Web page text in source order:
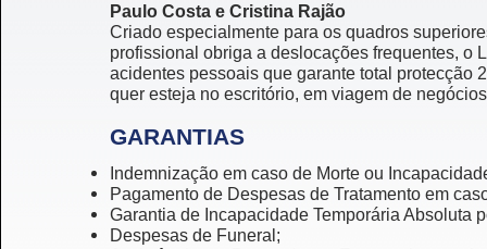
Paulo Costa e Cristina Rajão
Criado especialmente para os quadros
profissional obriga a deslocações frequentes, o
acidentes pessoais que garante total protecção
quer esteja no escritório, em viagem de
GARANTIAS
Indemnização em caso de Morte ou
Pagamento de Despesas de Tratamento em
Garantia de Incapacidade Temporária Absoluta
Despesas de Funeral;